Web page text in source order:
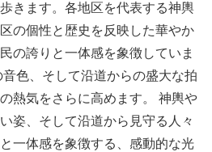
きます。各地区を代表する神輿
の個性と歴史を反映した華やか
の誇りと一体感を象徴していま
色、そして沿道からの盛大な拍
熱気をさらに高めます。 神輿や
姿、そして沿道から見守る人々
一体感を象徴する、感動的な光